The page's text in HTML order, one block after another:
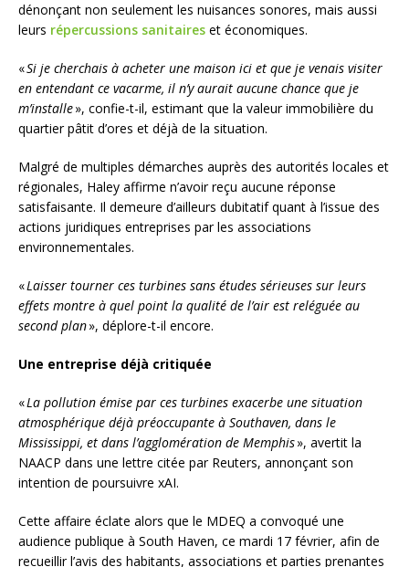
dénonçant non seulement les nuisances sonores, mais aussi
leurs répercussions sanitaires et économiques.
«Si je cherchais à acheter une maison ici et que je venais visiter
en entendant ce vacarme, il n’y aurait aucune chance que je
m’installe», confie-t-il, estimant que la valeur immobilière du
quartier pâtit d’ores et déjà de la situation.
Malgré de multiples démarches auprès des autorités locales et
régionales, Haley affirme n’avoir reçu aucune réponse
satisfaisante. Il demeure d’ailleurs dubitatif quant à l’issue des
actions juridiques entreprises par les associations
environnementales.
«Laisser tourner ces turbines sans études sérieuses sur leurs
effets montre à quel point la qualité de l’air est reléguée au
second plan», déplore-t-il encore.
Une entreprise déjà critiquée
«La pollution émise par ces turbines exacerbe une situation
atmosphérique déjà préoccupante à Southaven, dans le
Mississippi, et dans l’agglomération de Memphis», avertit la
NAACP dans une lettre citée par Reuters, annonçant son
intention de poursuivre xAI.
Cette affaire éclate alors que le MDEQ a convoqué une
audience publique à South Haven, ce mardi 17 février, afin de
recueillir l’avis des habitants, associations et parties prenantes